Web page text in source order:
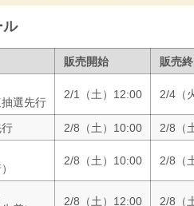
ル
販売開始 販売
選先行
2/1（土）12:00 2/4（
2/8（土）10:00 2/8（
2/8（土）10:00 2/8（
2/8（土）12:00 2/8（